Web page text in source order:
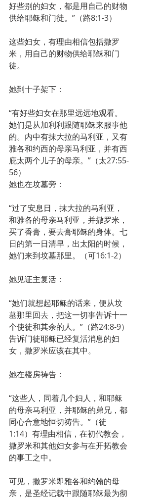
好些别的妇女，都是用自己的财物
供给耶稣和门徒。”（路8:1-3）
这些妇女，有理由相信包括撒罗
米，用自己的财物供给耶稣和门
徒。
她到十子架下：
“有好些妇女在那里远远地观看。
她们是从加利利跟随耶稣来服事他
的。内中有抹大拉的马利亚，又有
雅各和约西的母亲马利亚，并有西
庇太两个儿子的母亲。”（太27:55-
56）
她也在坟墓旁：
“过了安息日，抹大拉的马利亚，
和雅各的母亲马利亚，并撒罗米，
买了香膏，要去膏耶稣的身体。七
日的第一日清早，出太阳的时候，
她们来到坟墓那里。（可16:1-2）
她见证主复活：
“她们就想起耶稣的话来，便从坟
墓那里回去，把这一切事告诉十一
个使徒和其余的人。”（路24:8-9）
告诉门徒耶稣已经复活消息的妇
女，撒罗米应该在其中。
她在楼房祷告：
“这些人，同着几个妇人，和耶稣
的母亲马利亚，并耶稣的弟兄，都
同心合意地恒切祷告。”（徒
1:14）有理由相信，在初代教会，
撒罗米和其他妇女参与在开拓教会
的事工之中。
可见，撒罗米即雅各和约翰的母
亲，是圣经记载中跟随耶稣最为彻